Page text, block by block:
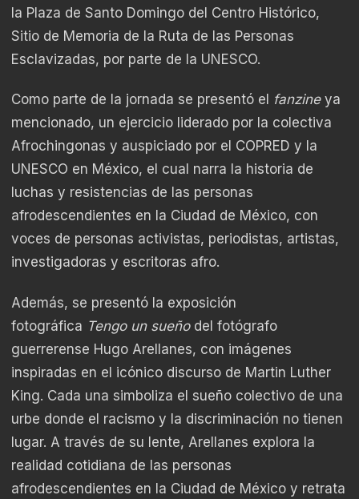
la Plaza de Santo Domingo del Centro Histórico,
Sitio de Memoria de la Ruta de las Personas
Esclavizadas, por parte de la UNESCO.
Como parte de la jornada se presentó el fanzineya
mencionado, un ejercicio liderado por la colectiva
Afrochingonas y auspiciado por el COPRED y la
UNESCO en México, el cual narra la historia de
luchas y resistencias de las personas
afrodescendientes en la Ciudad de México, con
voces de personas activistas, periodistas, artistas,
investigadoras y escritoras afro.
Además, se presentó la exposición
fotográfica Tengo un sueñodel fotógrafo
guerrerense Hugo Arellanes, con imágenes
inspiradas en el icónico discurso de Martin Luther
King. Cada una simboliza el sueño colectivo de una
urbe donde el racismo y la discriminación no tienen
lugar. A través de su lente, Arellanes explora la
realidad cotidiana de las personas
afrodescendientes en la Ciudad de México y retrata